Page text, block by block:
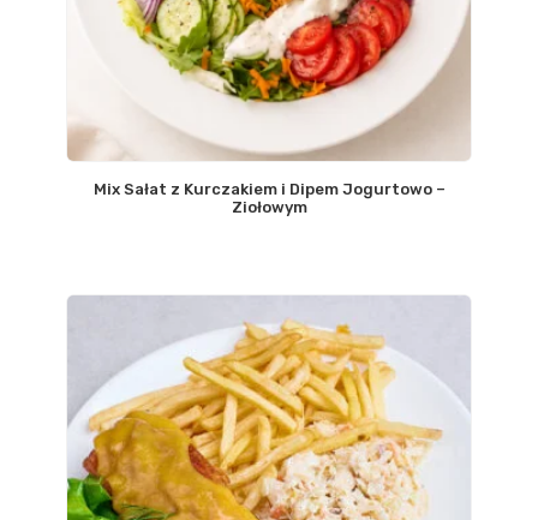
Mix Sałat z Kurczakiem i Dipem Jogurtowo –
Ziołowym